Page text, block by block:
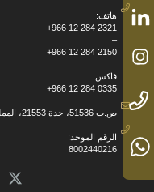
هاتف:
+966 12 284 2321
–
+966 12 284 2150
فاكس:
+966 12 284 0335
ص.ب 51536، جدة 21553، المملكة العربية السعودية
الرقم الموحد:
8002440216